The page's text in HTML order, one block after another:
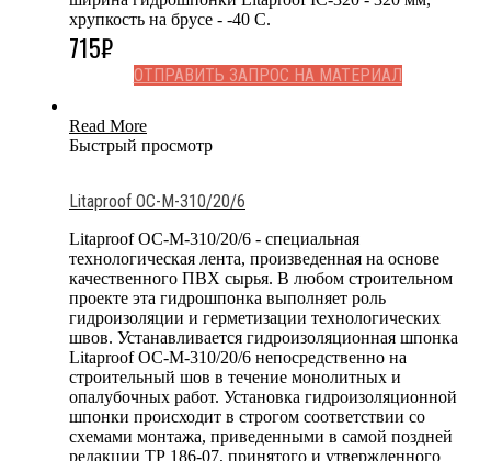
хрупкость на брусе - -40 С.
715₽
ОТПРАВИТЬ ЗАПРОС НА МАТЕРИАЛ
Read More
Быстрый просмотр
Litaproof OC-M-310/20/6
Litaproof OC-M-310/20/6 - специальная
технологическая лента, произведенная на основе
качественного ПВХ сырья. В любом строительном
проекте эта гидрошпонка выполняет роль
гидроизоляции и герметизации технологических
швов. Устанавливается гидроизоляционная шпонка
Litaproof OC-M-310/20/6 непосредственно на
строительный шов в течение монолитных и
опалубочных работ. Установка гидроизоляционной
шпонки происходит в строгом соответствии со
схемами монтажа, приведенными в самой поздней
редакции ТР 186-07, принятого и утвержденного